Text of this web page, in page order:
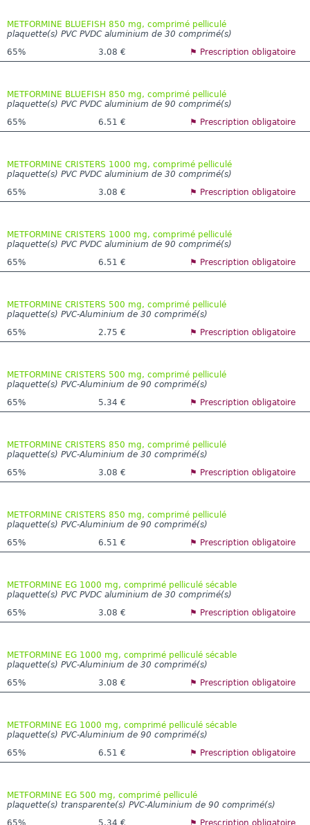
METFORMINE BLUEFISH 850 mg, comprimé pelliculé
plaquette(s) PVC PVDC aluminium de 30 comprimé(s)
65%
3.08 € ⚑ Prescription obligatoire
METFORMINE BLUEFISH 850 mg, comprimé pelliculé
plaquette(s) PVC PVDC aluminium de 90 comprimé(s)
65%
6.51 € ⚑ Prescription obligatoire
METFORMINE CRISTERS 1000 mg, comprimé pelliculé
plaquette(s) PVC PVDC aluminium de 30 comprimé(s)
65%
3.08 € ⚑ Prescription obligatoire
METFORMINE CRISTERS 1000 mg, comprimé pelliculé
plaquette(s) PVC PVDC aluminium de 90 comprimé(s)
65%
6.51 € ⚑ Prescription obligatoire
METFORMINE CRISTERS 500 mg, comprimé pelliculé
plaquette(s) PVC-Aluminium de 30 comprimé(s)
65%
2.75 € ⚑ Prescription obligatoire
METFORMINE CRISTERS 500 mg, comprimé pelliculé
plaquette(s) PVC-Aluminium de 90 comprimé(s)
65%
5.34 € ⚑ Prescription obligatoire
METFORMINE CRISTERS 850 mg, comprimé pelliculé
plaquette(s) PVC-Aluminium de 30 comprimé(s)
65%
3.08 € ⚑ Prescription obligatoire
METFORMINE CRISTERS 850 mg, comprimé pelliculé
plaquette(s) PVC-Aluminium de 90 comprimé(s)
65%
6.51 € ⚑ Prescription obligatoire
METFORMINE EG 1000 mg, comprimé pelliculé sécable
plaquette(s) PVC PVDC aluminium de 30 comprimé(s)
65%
3.08 € ⚑ Prescription obligatoire
METFORMINE EG 1000 mg, comprimé pelliculé sécable
plaquette(s) PVC-Aluminium de 30 comprimé(s)
65%
3.08 € ⚑ Prescription obligatoire
METFORMINE EG 1000 mg, comprimé pelliculé sécable
plaquette(s) PVC-Aluminium de 90 comprimé(s)
65%
6.51 € ⚑ Prescription obligatoire
METFORMINE EG 500 mg, comprimé pelliculé
plaquette(s) transparente(s) PVC-Aluminium de 90 comprimé(s)
65%
5.34 € ⚑ Prescription obligatoire